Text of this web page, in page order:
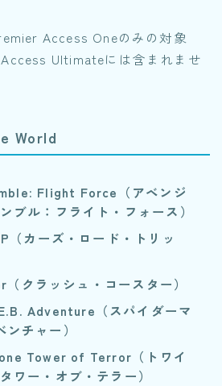
Access Oneのみの対象
Ultimateには含まれませ
World
Flight Force（アベンジ
ブル：フライト・フォース）
（カーズ・ロード・トリッ
クラッシュ・コースター）
Adventure（スパイダーマ
チャー）
Tower of Terror（トワイ
ワー・オブ・テラー）